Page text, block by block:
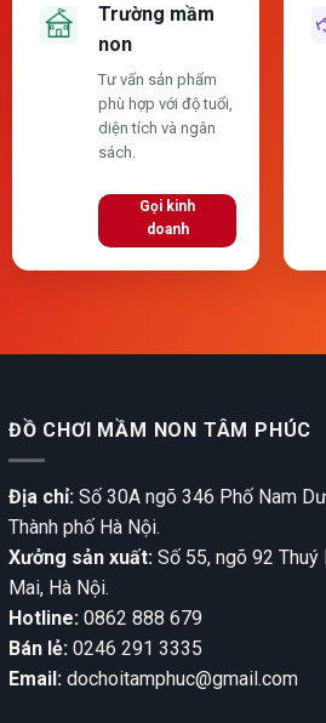
Trường mầm
non
Tư vấn sản phẩm
phù hợp với độ tuổi,
diện tích và ngân
sách.
Gọi kinh
doanh
ĐỒ CHƠI MẦM NON TÂM PHÚC
Địa chỉ: Số 30A ngõ 346 Phố Nam
Thành phố Hà Nội.
Xưởng sản xuất: Số 55, ngõ 92 Thuý
Mai, Hà Nội.
Hotline: 0862 888 679
Bán lẻ: 0246 291 3335
Email: dochoitamphuc@gmail.com